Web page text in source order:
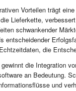
Vorteilen trägt
Lieferkette,
schwankender
entscheidender
die
die Integration
an Bedeutung.
und